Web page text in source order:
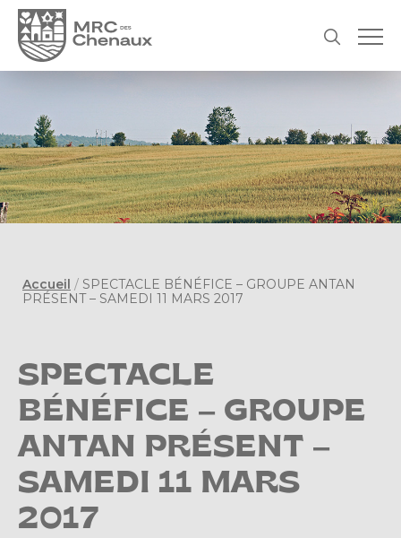
Accueil / SPECTACLE BÉNÉFICE – GROUPE ANTAN
PRÉSENT – SAMEDI 11 MARS 2017
SPECTACLE
BÉNÉFICE – GROUPE
ANTAN PRÉSENT –
SAMEDI 11 MARS
2017